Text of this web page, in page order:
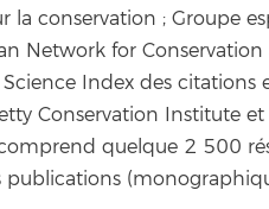
la conservation ; Groupe
Network for
Index des citations
Conservation Institute
quelque 2 500
publications